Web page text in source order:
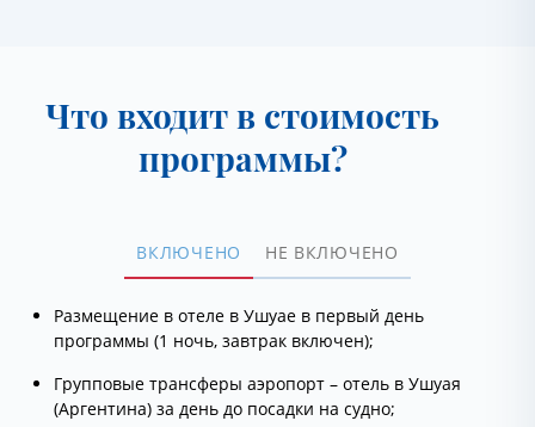
Что входит в стоимость
программы?
ВКЛЮЧЕНО НЕ ВКЛЮЧЕНО
Размещение в отеле в Ушуае в первый день
программы (1 ночь, завтрак включен);
Групповые трансферы аэропорт – отель в Ушуая
(Аргентина) за день до посадки на судно;